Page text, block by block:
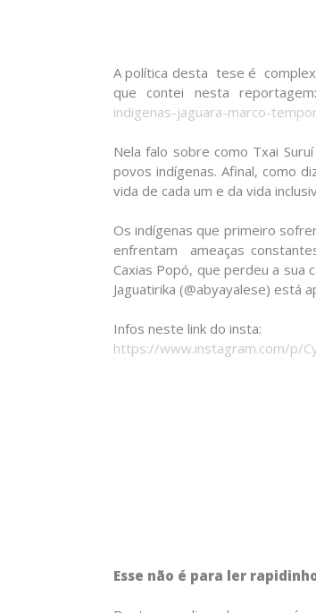
A política desta tese é
que contei nesta reportagem:
indigenas-jaguara-marco-
Nela falo sobre como Txai
povos indígenas. Afinal, como
vida de cada um e da vida
Os indígenas que primeiro
enfrentam ameaças
Caxias Popó, que perdeu a sua
Jaguatirika (@abyayalese) está
Infos neste link do insta:
https://www.instagram.com/p/
Esse não é para ler